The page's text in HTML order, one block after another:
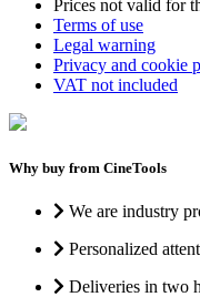
Prices not valid for
Terms of use
Legal warning
Privacy and cookie
VAT not included
Why buy from CineTools
We are industry
Personalized
Deliveries in two